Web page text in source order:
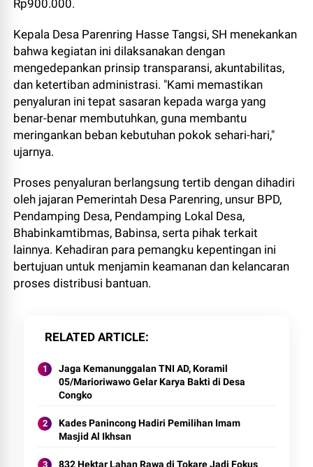
Rp900.000.
Kepala Desa Parenring Hasse Tangsi, SH menekankan
bahwa kegiatan ini dilaksanakan dengan
mengedepankan prinsip transparansi, akuntabilitas,
dan ketertiban administrasi. "Kami memastikan
penyaluran ini tepat sasaran kepada warga yang
benar-benar membutuhkan, guna membantu
meringankan beban kebutuhan pokok sehari-hari,"
ujarnya.
Proses penyaluran berlangsung tertib dengan dihadiri
oleh jajaran Pemerintah Desa Parenring, unsur BPD,
Pendamping Desa, Pendamping Lokal Desa,
Bhabinkamtibmas, Babinsa, serta pihak terkait
lainnya. Kehadiran para pemangku kepentingan ini
bertujuan untuk menjamin keamanan dan kelancaran
proses distribusi bantuan.
RELATED ARTICLE
Jaga Kemanunggalan TNI AD, Koramil
05/Marioriwawo Gelar Karya Bakti di Desa
Congko
Kades Panincong Hadiri Pemilihan Imam
Masjid Al Ikhsan
832 Hektar Lahan Rawa di Tokare Jadi Fokus